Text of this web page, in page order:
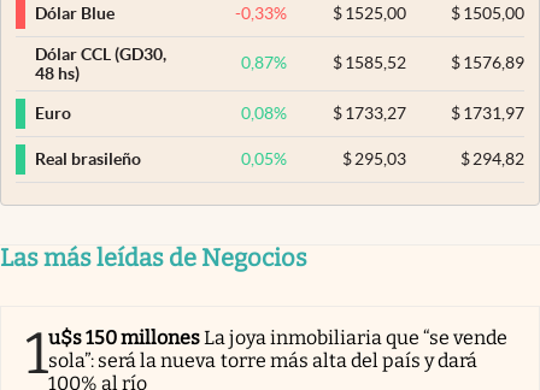
Dólar Blue -0,33% $ 1525,00 $1505,00
Dólar CCL (GD30,
48 hs)
0,87% $ 1585,52 $1576,89
Euro 0,08% $ 1733,27 $1731,97
Real brasileño 0,05% $ 295,03 $294,82
Las más leídas de Negocios
1u$s 150 millonesLa joya inmobiliaria que “se vende
sola”: será la nueva torre más alta del país y dará
100% al río